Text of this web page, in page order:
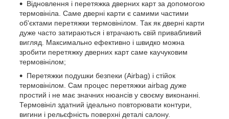
Відновлення і перетяжка дверних карт за допомогою
термовініла. Саме дверні карти є самими частими
об'єктами перетяжки термовінілом. Так як дверні карти
дуже часто затираються і втрачають свій привабливий
вигляд. Максимально ефективно і швидко можна
зробити перетяжку дверних карт саме каучуковим
термовінілом;
Перетяжки подушки безпеки (Airbag) і стійок
термовінілом. Сам процес перетяжки airbag дуже
простий і не має значних нюансів у своєму виконанні.
Термовініл здатний ідеально повторювати контури,
вигини і рельєфність поверхні деталі салону.